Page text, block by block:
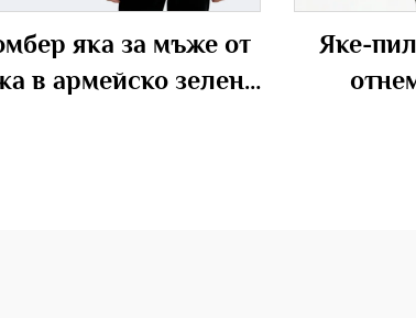
яка за мъже от
в армейско зелено
Яке-